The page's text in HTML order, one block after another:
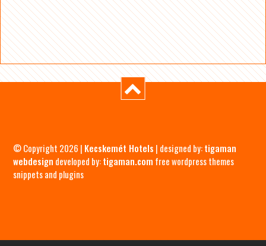
© Copyright 2026 | Kecskemét Hotels | designed by:tigaman
webdesign developed by:tigaman.com free wordpress themes
snippets and plugins